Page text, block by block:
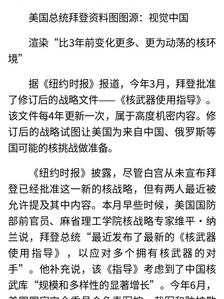
美国总统拜登资料图图源：视觉中国
渲染“比3年前变化更多、更为动荡的核环
境”
据《纽约时报》报道，今年3月，拜登批准
了修订后的战略文件——《核武器使用指导》。
该文件每4年更新一次，属于高度机密内容。修
订后的战略试图让美国为来自中国、俄罗斯等
国可能的核挑战做准备。
《纽约时报》披露，尽管白宫从未宣布拜
登已经批准这一新的核战略，但有两人最近被
允许提及其中内容。本月早些时候，美国国防
部前官员、麻省理工学院核战略专家维平·纳
兰说，拜登总统“最近发布了最新的《核武器
使用指导》，以应对多个拥有核武器的对
手”。他补充说，该《指导》考虑到了中国核
武库“规模和多样性的显著增长”。今年6月，